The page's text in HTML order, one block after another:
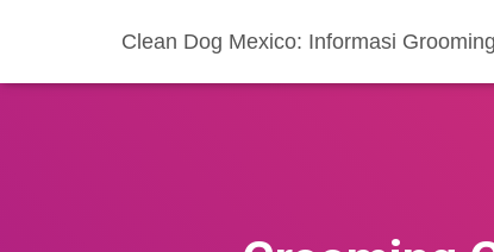
Clean Dog Mexico: Informasi